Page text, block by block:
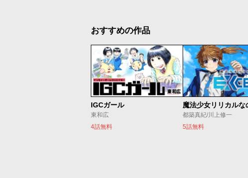
おすすめの作品
IGCガール
東和広
4話無料
都築真紀/川上修一
5話無料